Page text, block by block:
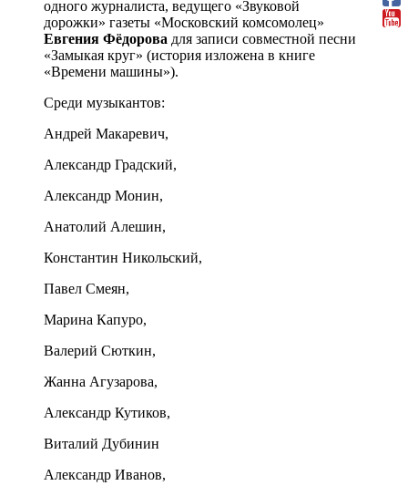
одного журналиста, ведущего «Звуковой
дорожки» газеты «Московский комсомолец»
Евгения Фёдорова для записи совместной песни
«Замыкая круг» (история изложена в книге
«Времени машины»).
Среди музыкантов:
Андрей Макаревич,
Александр Градский,
Александр Монин,
Анатолий Алешин,
Константин Никольский,
Павел Смеян,
Марина Капуро,
Валерий Сюткин,
Жанна Агузарова,
Александр Кутиков,
Виталий Дубинин
Александр Иванов,